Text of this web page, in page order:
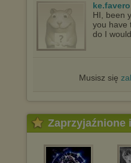
ke.favero
HI, been
you have
do I
Musisz się
Zaprzyjaźnione